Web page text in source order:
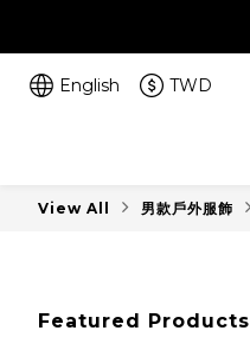
English TWD
View All 男款戶外服飾
Featured Products